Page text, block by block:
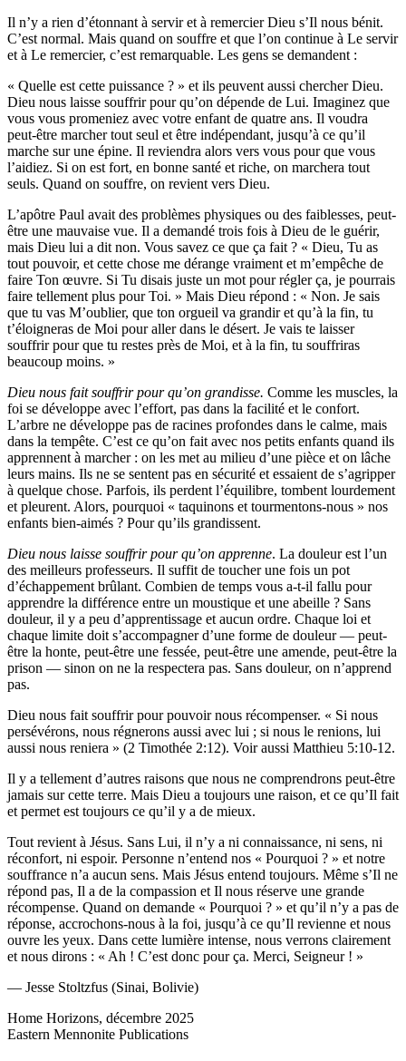
Il n’y a rien d’étonnant à servir et à remercier Dieu s’Il nous bénit.
C’est normal. Mais quand on souffre et que l’on continue à Le servir
et à Le remercier, c’est remarquable. Les gens se demandent :
« Quelle est cette puissance ? » et ils peuvent aussi chercher Dieu.
Dieu nous laisse souffrir pour qu’on dépende de Lui. Imaginez que
vous vous promeniez avec votre enfant de quatre ans. Il voudra
peut-être marcher tout seul et être indépendant, jusqu’à ce qu’il
marche sur une épine. Il reviendra alors vers vous pour que vous
l’aidiez. Si on est fort, en bonne santé et riche, on marchera tout
seuls. Quand on souffre, on revient vers Dieu.
L’apôtre Paul avait des problèmes physiques ou des faiblesses, peut-
être une mauvaise vue. Il a demandé trois fois à Dieu de le guérir,
mais Dieu lui a dit non. Vous savez ce que ça fait ? « Dieu, Tu as
tout pouvoir, et cette chose me dérange vraiment et m’empêche de
faire Ton œuvre. Si Tu disais juste un mot pour régler ça, je pourrais
faire tellement plus pour Toi. » Mais Dieu répond : « Non. Je sais
que tu vas M’oublier, que ton orgueil va grandir et qu’à la fin, tu
t’éloigneras de Moi pour aller dans le désert. Je vais te laisser
souffrir pour que tu restes près de Moi, et à la fin, tu souffriras
beaucoup moins. »
Dieu nous fait souffrir pour qu’on grandisse. Comme les muscles, la
foi se développe avec l’effort, pas dans la facilité et le confort.
L’arbre ne développe pas de racines profondes dans le calme, mais
dans la tempête. C’est ce qu’on fait avec nos petits enfants quand ils
apprennent à marcher : on les met au milieu d’une pièce et on lâche
leurs mains. Ils ne se sentent pas en sécurité et essaient de s’agripper
à quelque chose. Parfois, ils perdent l’équilibre, tombent lourdement
et pleurent. Alors, pourquoi « taquinons et tourmentons-nous » nos
enfants bien-aimés ? Pour qu’ils grandissent.
Dieu nous laisse souffrir pour qu’on apprenne. La douleur est l’un
des meilleurs professeurs. Il suffit de toucher une fois un pot
d’échappement brûlant. Combien de temps vous a-t-il fallu pour
apprendre la différence entre un moustique et une abeille ? Sans
douleur, il y a peu d’apprentissage et aucun ordre. Chaque loi et
chaque limite doit s’accompagner d’une forme de douleur — peut-
être la honte, peut-être une fessée, peut-être une amende, peut-être la
prison — sinon on ne la respectera pas. Sans douleur, on n’apprend
pas.
Dieu nous fait souffrir pour pouvoir nous récompenser. « Si nous
persévérons, nous régnerons aussi avec lui ; si nous le renions, lui
aussi nous reniera » (2 Timothée 2:12). Voir aussi Matthieu 5:10-12.
Il y a tellement d’autres raisons que nous ne comprendrons peut-être
jamais sur cette terre. Mais Dieu a toujours une raison, et ce qu’Il fait
et permet est toujours ce qu’il y a de mieux.
Tout revient à Jésus. Sans Lui, il n’y a ni connaissance, ni sens, ni
réconfort, ni espoir. Personne n’entend nos « Pourquoi ? » et notre
souffrance n’a aucun sens. Mais Jésus entend toujours. Même s’Il ne
répond pas, Il a de la compassion et Il nous réserve une grande
récompense. Quand on demande « Pourquoi ? » et qu’il n’y a pas de
réponse, accrochons-nous à la foi, jusqu’à ce qu’Il revienne et nous
ouvre les yeux. Dans cette lumière intense, nous verrons clairement
et nous dirons : « Ah ! C’est donc pour ça. Merci, Seigneur ! »
— Jesse Stoltzfus (Sinai, Bolivie)
Home Horizons, décembre 2025
Eastern Mennonite Publications